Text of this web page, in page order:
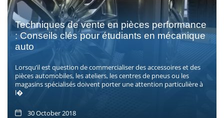
Techniques de vente en pièces performance
: Conseils clés pour étudiants en mécanique
auto
Lorsqu’il est question de commercialiser des accessoires et des
pièces automobiles, les ateliers, les centres de pneus ou les
magasins spécialisés doivent porter une attention particulière à
l�
30 October 2018